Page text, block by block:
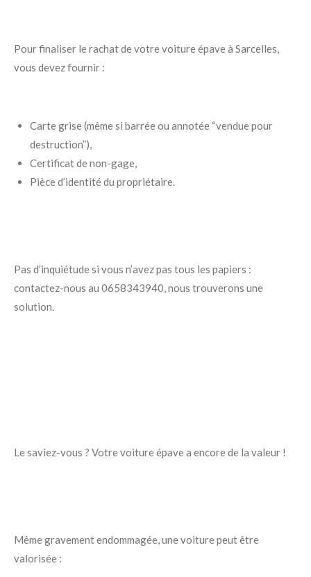
Pour finaliser le rachat de votre voiture épave à Sarcelles,
vous devez fournir :
Carte grise (même si barrée ou annotée “vendue pour
destruction”),
Certificat de non-gage,
Pièce d’identité du propriétaire.
Pas d’inquiétude si vous n’avez pas tous les papiers :
contactez-nous au 0658343940, nous trouverons une
solution.
Le saviez-vous ? Votre voiture épave a encore de la valeur !
Même gravement endommagée, une voiture peut être
valorisée :